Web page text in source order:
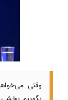
وقتی